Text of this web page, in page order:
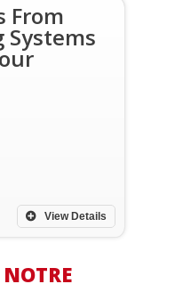
From
Systems
View Details